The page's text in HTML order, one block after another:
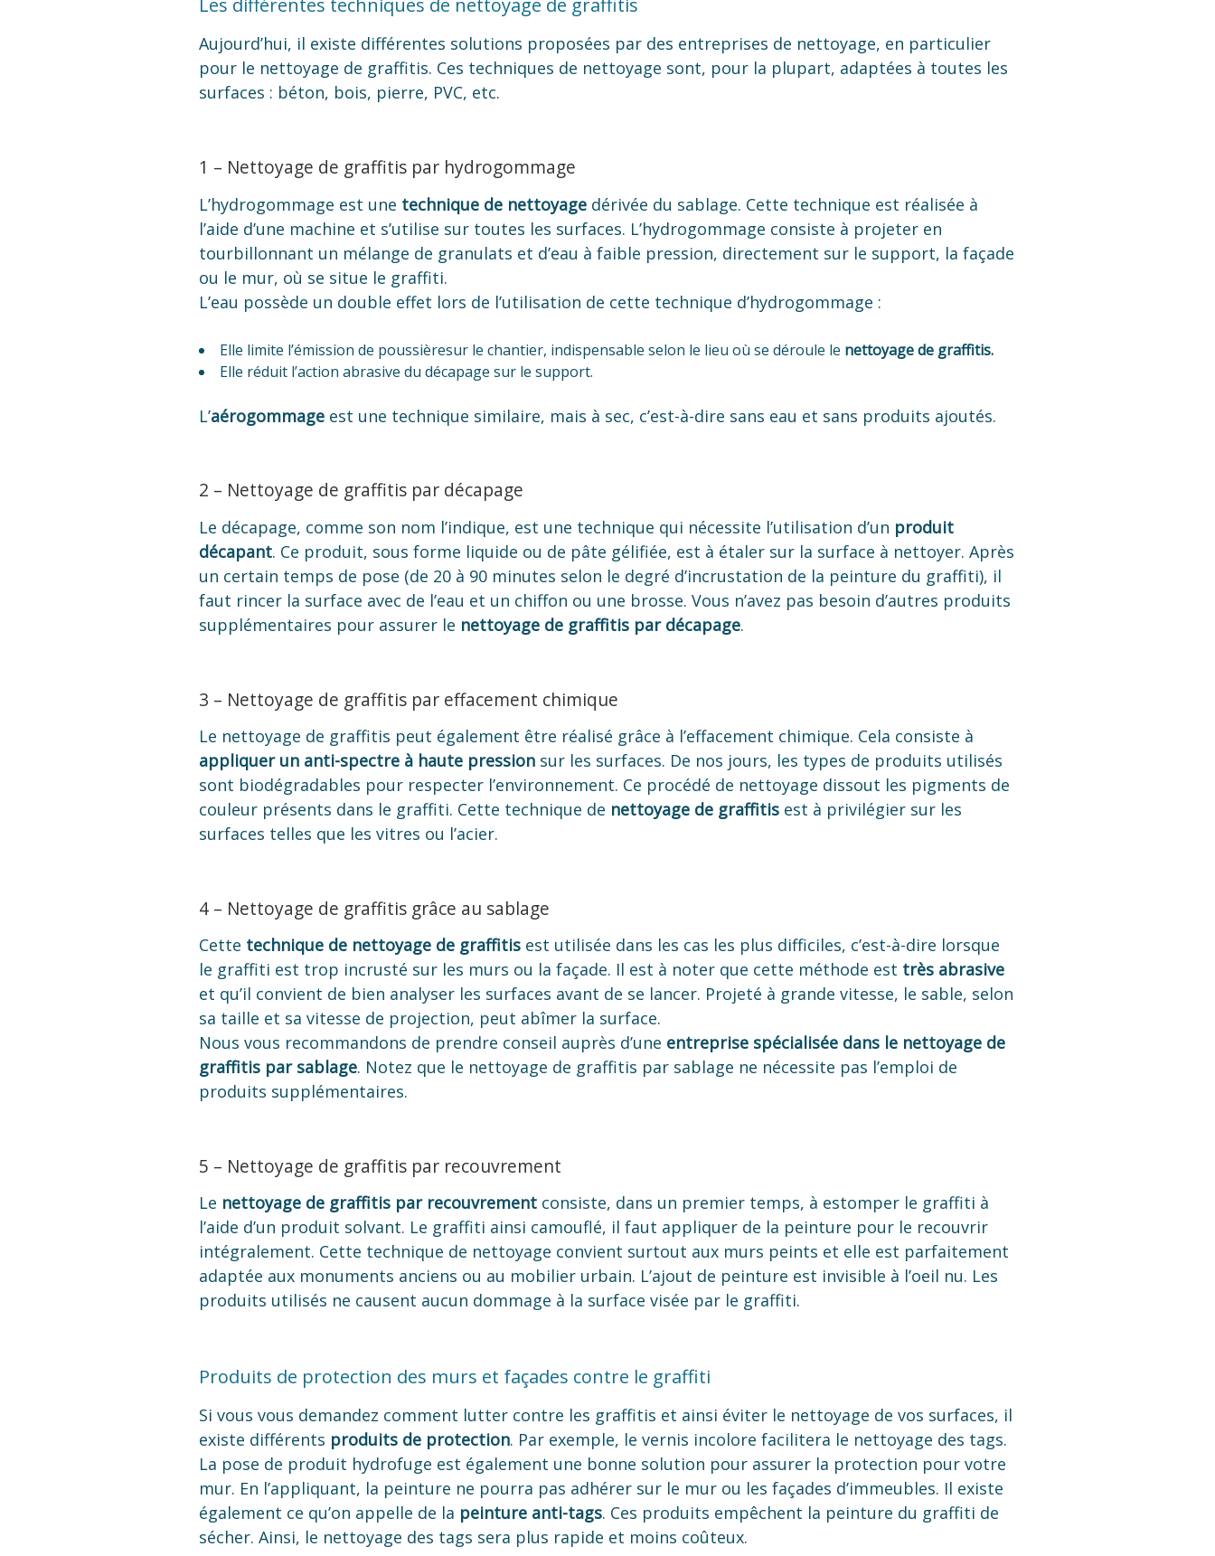
Les différentes techniques de nettoyage de graffitis
Aujourd’hui, il existe différentes solutions proposées par des entreprises de nettoyage, en particulier
pour le nettoyage de graffitis. Ces techniques de nettoyage sont, pour la plupart, adaptées à toutes les
surfaces : béton, bois, pierre, PVC, etc.
1 – Nettoyage de graffitis par hydrogommage
L’hydrogommage est une technique de nettoyage dérivée du sablage. Cette technique est réalisée à
l’aide d’une machine et s’utilise sur toutes les surfaces. L’hydrogommage consiste à projeter en
tourbillonnant un mélange de granulats et d’eau à faible pression, directement sur le support, la façade
ou le mur, où se situe le graffiti.
L’eau possède un double effet lors de l’utilisation de cette technique d’hydrogommage :
Elle limite l’émission de poussièresur le chantier, indispensable selon le lieu où se déroule le nettoyage de graffitis.
Elle réduit l’action abrasive du décapage sur le support.
L’aérogommage est une technique similaire, mais à sec, c’est-à-dire sans eau et sans produits ajoutés.
2 – Nettoyage de graffitis par décapage
Le décapage, comme son nom l’indique, est une technique qui nécessite l’utilisation d’un produit
décapant. Ce produit, sous forme liquide ou de pâte gélifiée, est à étaler sur la surface à nettoyer. Après
un certain temps de pose (de 20 à 90 minutes selon le degré d’incrustation de la peinture du graffiti), il
faut rincer la surface avec de l’eau et un chiffon ou une brosse. Vous n’avez pas besoin d’autres produits
supplémentaires pour assurer le nettoyage de graffitis par décapage.
3 – Nettoyage de graffitis par effacement chimique
Le nettoyage de graffitis peut également être réalisé grâce à l’effacement chimique. Cela consiste à
appliquer un anti-spectre à haute pression sur les surfaces. De nos jours, les types de produits utilisés
sont biodégradables pour respecter l’environnement. Ce procédé de nettoyage dissout les pigments de
couleur présents dans le graffiti. Cette technique de nettoyage de graffitis est à privilégier sur les
surfaces telles que les vitres ou l’acier.
4 – Nettoyage de graffitis grâce au sablage
Cette technique de nettoyage de graffitis est utilisée dans les cas les plus difficiles, c’est-à-dire lorsque
le graffiti est trop incrusté sur les murs ou la façade. Il est à noter que cette méthode est très abrasive
et qu’il convient de bien analyser les surfaces avant de se lancer. Projeté à grande vitesse, le sable, selon
sa taille et sa vitesse de projection, peut abîmer la surface.
Nous vous recommandons de prendre conseil auprès d’une entreprise spécialisée dans le nettoyage de
graffitis par sablage. Notez que le nettoyage de graffitis par sablage ne nécessite pas l’emploi de
produits supplémentaires.
5 – Nettoyage de graffitis par recouvrement
Le nettoyage de graffitis par recouvrement consiste, dans un premier temps, à estomper le graffiti à
l’aide d’un produit solvant. Le graffiti ainsi camouflé, il faut appliquer de la peinture pour le recouvrir
intégralement. Cette technique de nettoyage convient surtout aux murs peints et elle est parfaitement
adaptée aux monuments anciens ou au mobilier urbain. L’ajout de peinture est invisible à l’oeil nu. Les
produits utilisés ne causent aucun dommage à la surface visée par le graffiti.
Produits de protection des murs et façades contre le graffiti
Si vous vous demandez comment lutter contre les graffitis et ainsi éviter le nettoyage de vos surfaces, il
existe différents produits de protection. Par exemple, le vernis incolore facilitera le nettoyage des tags.
La pose de produit hydrofuge est également une bonne solution pour assurer la protection pour votre
mur. En l’appliquant, la peinture ne pourra pas adhérer sur le mur ou les façades d’immeubles. Il existe
également ce qu’on appelle de la peinture anti-tags. Ces produits empêchent la peinture du graffiti de
sécher. Ainsi, le nettoyage des tags sera plus rapide et moins coûteux.